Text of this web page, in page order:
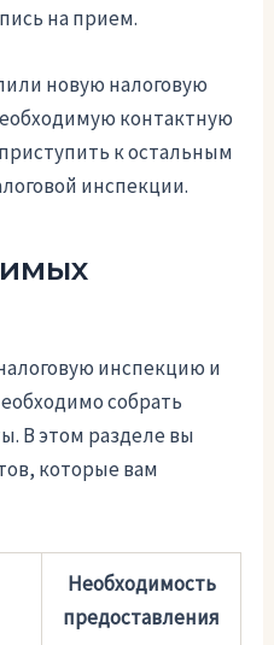
на прием.
новую налоговую
контактную
к остальным
инспекции.
инспекцию и
собрать
В этом разделе вы
которые вам
Необходимость
предоставления